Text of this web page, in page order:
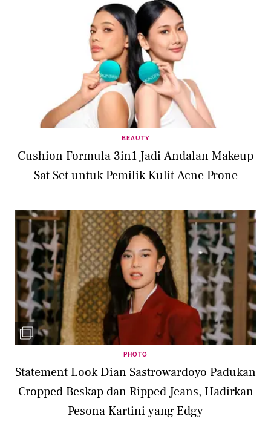
BEAUTY
Cushion Formula 3in1 Jadi Andalan Makeup
Sat Set untuk Pemilik Kulit Acne Prone
PHOTO
Statement Look Dian Sastrowardoyo Padukan
Cropped Beskap dan Ripped Jeans, Hadirkan
Pesona Kartini yang Edgy